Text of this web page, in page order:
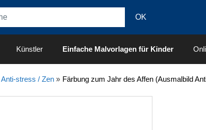
Künstler Einfache Malvorlagen für Kinder
Anti-stress / Zen» Färbung zum Jahr des Affen (Ausmalbild